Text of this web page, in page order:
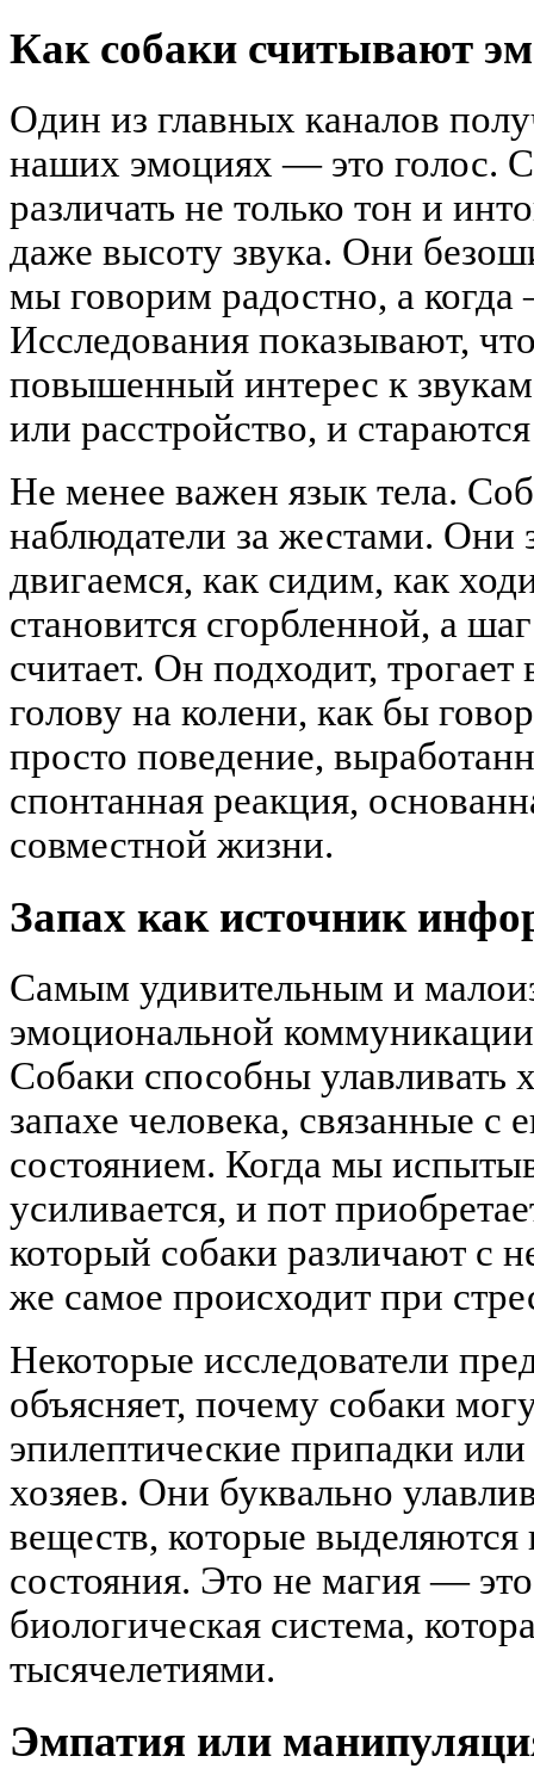
Как собаки считывают
Один из главных каналов
наших эмоциях — это голос.
различать не только тон и
даже высоту звука. Они
мы говорим радостно, а
Исследования показывают,
повышенный интерес к
или расстройство, и
Не менее важен язык тела.
наблюдатели за жестами. Они
двигаемся, как сидим, как
становится сгорбленной, а
считает. Он подходит, трогает
голову на колени, как бы
просто поведение,
спонтанная реакция,
совместной жизни.
Запах как источник
Самым удивительным и
эмоциональной
Собаки способны улавливать
запахе человека, связанные с
состоянием. Когда мы
усиливается, и пот
который собаки различают с
же самое происходит при
Некоторые исследователи
объясняет, почему собаки
эпилептические припадки
хозяев. Они буквально
веществ, которые
состояния. Это не магия —
биологическая система,
тысячелетиями.
Эмпатия или